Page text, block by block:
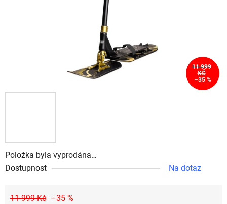
Položka byla vyprodána…
Dostupnost
Na dotaz
11 999 Kč –35 %
11 999
KČ
–35 %